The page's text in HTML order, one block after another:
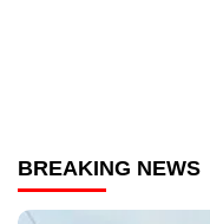
BREAKING NEWS